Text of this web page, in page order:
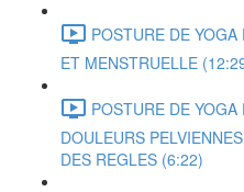
POSTURE DE
ET MENSTRUELLE
POSTURE DE
DOULEURS
DES REGLES (6:22)